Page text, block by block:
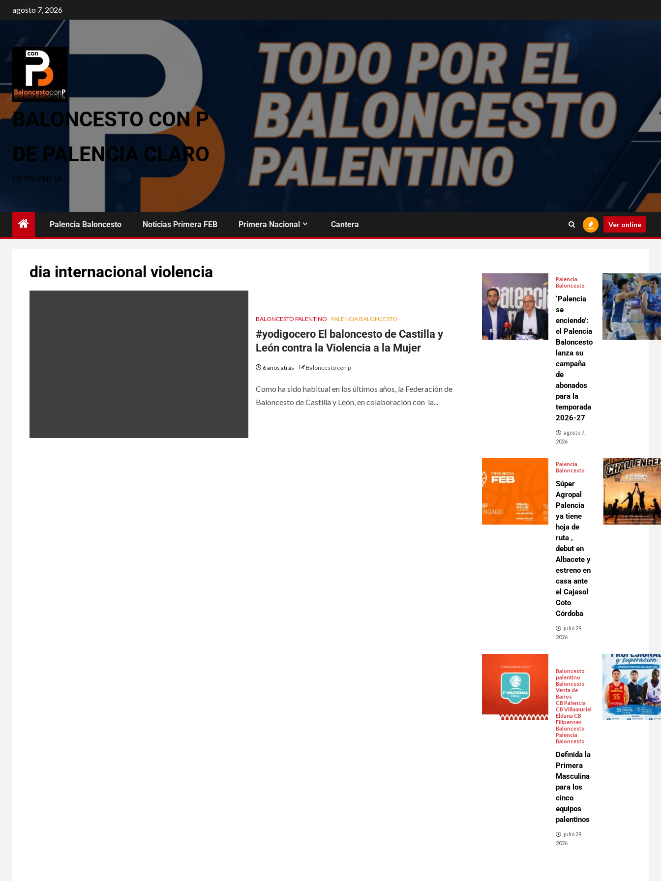
agosto 7, 2026
BALONCESTO CON P
DE PALENCIA CLARO
DE PALENCIA
Palencia Baloncesto Noticias Primera FEB Primera Nacional Cantera Ver online
dia internacional violencia
BALONCESTO PALENTINO PALENCIA BALONCESTO
#yodigocero El baloncesto de Castilla y
León contra la Violencia a la Mujer
6 años atrás Baloncesto con p
Como ha sido habitual en los últimos años, la Federación de
Baloncesto de Castilla y León, en colaboración con la...
Palencia
Baloncesto
‘Palencia
se
enciende’:
el Palencia
Baloncesto
lanza su
campaña
de
abonados
para la
temporada
2026-27
agosto 7,
2026
Palencia
Baloncesto
Súper
Agropal
Palencia
ya tiene
hoja de
ruta ,
debut en
Albacete y
estreno en
casa ante
el Cajasol
Coto
Córdoba
julio 29,
2026
Baloncesto
palentino
Baloncesto
Venta de
Baños
CB Palencia
CB Villamuriel
Eldana CB
Filipenses
Baloncesto
Palencia
Baloncesto
Definida la
Primera
Masculina
para los
cinco
equipos
palentinos
julio 29,
2026